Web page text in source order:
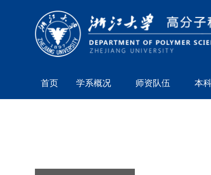
首页 学系概况 师资队伍 本